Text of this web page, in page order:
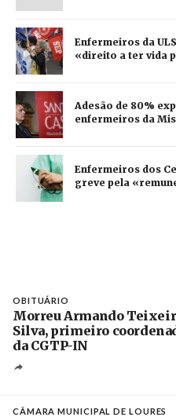
Enfermeiros da
«direito a ter vida
Adesão de 80%
enfermeiros da
Enfermeiros dos
greve pela
OBITUÁRIO
Morreu Armando
Silva, primeiro
da CGTP-IN
CÂMARA MUNICIPAL DE LOURES